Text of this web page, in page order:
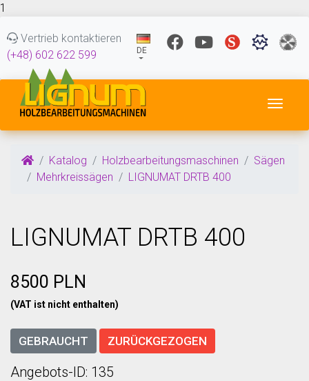
1
Vertrieb kontaktieren
(+48) 602 622 599
DE
Katalog Holzbearbeitungsmaschinen
Sägen
Mehrkreissägen
LIGNUMAT DRTB 400
LIGNUMAT DRTB 400
8500 PLN
(VAT ist nicht enthalten)
GEBRAUCHT ZURÜCKGEZOGEN
Angebots-ID: 135